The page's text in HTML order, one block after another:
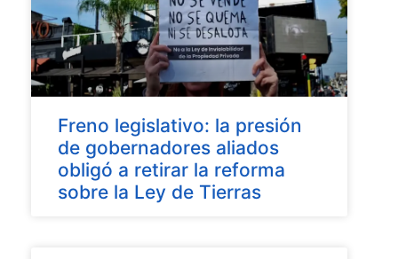
Freno legislativo: la presión
de gobernadores aliados
obligó a retirar la reforma
sobre la Ley de Tierras